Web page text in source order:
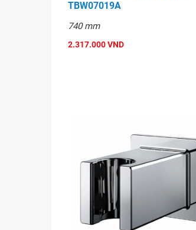
Bát sen tắm vuông HAFELE
TBW07019A
740 mm
2.317.000 VND